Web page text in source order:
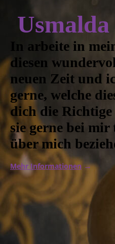
Usmalda
In arbeite in
diesen
neuen Zeit und
gerne, welche
dich die
sie gerne bei mir
über mich
Mehr Informationen →